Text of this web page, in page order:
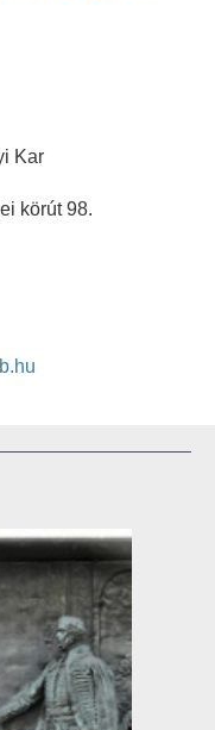
Kar
körút 98.